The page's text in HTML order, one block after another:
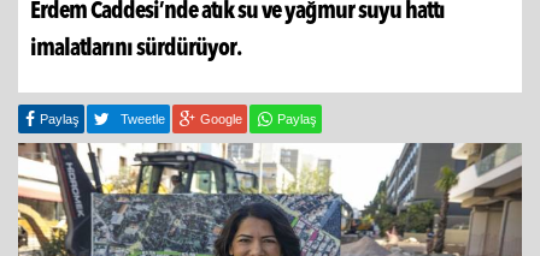
Erdem Caddesi’nde atık su ve yağmur suyu hattı
imalatlarını sürdürüyor.
Paylaş Tweetle Google Paylaş